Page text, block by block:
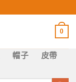
0
帽子
皮帶